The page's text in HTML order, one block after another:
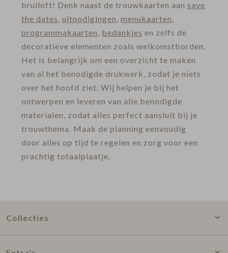
bruiloft! Denk naast de trouwkaarten aan save
the dates, uitnodigingen, menukaarten,
programmakaarten, bedankjes en zelfs de
decoratieve elementen zoals welkomstborden.
Het is belangrijk om een overzicht te maken
van al het benodigde drukwerk, zodat je niets
over het hoofd ziet. Wij helpen je bij het
ontwerpen en leveren van alle benodigde
materialen, zodat alles perfect aansluit bij je
trouwthema. Maak de planning eenvoudig
door alles op tijd te regelen en zorg voor een
prachtig totaalplaatje.
Collecties